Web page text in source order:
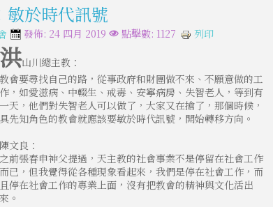
敏於時代訊號
發佈: 24 四月 2019 點擊數: 1127 列印
洪山川總主教：
教會要尋找自己的路，從事政府和財團做不來、不願意做的工
作，如愛滋病、中輟生、戒毒、安寧病房、失智老人，等到有
一天，他們對失智老人可以做了，大家又在搶了，那個時候，
具先知角色的教會就應該要敏於時代訊號，開始轉移方向。
陳文良：
之前張春申神父提過，天主教的社會事業不是停留在社會工作
而已，但我覺得從各種現象看起來，我們是停在社會工作，而
且停在社會工作的專業上面，沒有把教會的精神與文化活出
來。